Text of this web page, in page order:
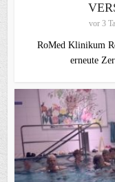
vor 3
RoMed Klinikum
erneute